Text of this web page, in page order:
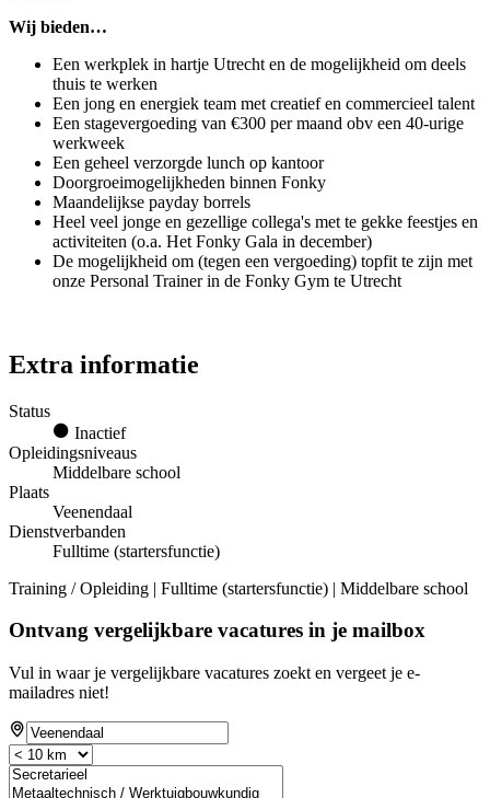
Wij bieden…
Een werkplek in hartje Utrecht en de mogelijkheid om deels
thuis te werken
Een jong en energiek team met creatief en commercieel talent
Een stagevergoeding van €300 per maand obv een 40-urige
werkweek
Een geheel verzorgde lunch op kantoor
Doorgroeimogelijkheden binnen Fonky
Maandelijkse payday borrels
Heel veel jonge en gezellige collega's met te gekke feestjes en
activiteiten (o.a. Het Fonky Gala in december)
De mogelijkheid om (tegen een vergoeding) topfit te zijn met
onze Personal Trainer in de Fonky Gym te Utrecht
Extra informatie
Status
Inactief
Opleidingsniveaus
Middelbare school
Plaats
Veenendaal
Dienstverbanden
Fulltime (startersfunctie)
Training / Opleiding | Fulltime (startersfunctie) | Middelbare school
Ontvang vergelijkbare vacatures in je mailbox
Vul in waar je vergelijkbare vacatures zoekt en vergeet je e-
mailadres niet!